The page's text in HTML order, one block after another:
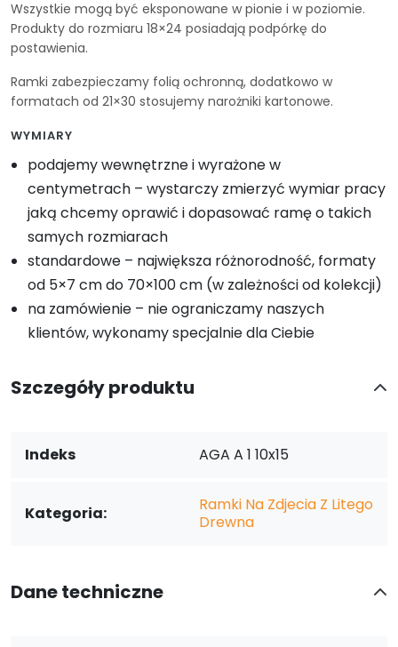
Wszystkie mogą być eksponowane w pionie i w poziomie.
Produkty do rozmiaru 18×24 posiadają podpórkę do
postawienia.
Ramki zabezpieczamy folią ochronną, dodatkowo w
formatach od 21×30 stosujemy narożniki kartonowe.
WYMIARY
podajemy wewnętrzne i wyrażone w
centymetrach – wystarczy zmierzyć wymiar pracy
jaką chcemy oprawić i dopasować ramę o takich
samych rozmiarach
standardowe – największa różnorodność, formaty
od 5×7 cm do 70×100 cm (w zależności od kolekcji)
na zamówienie – nie ograniczamy naszych
klientów, wykonamy specjalnie dla Ciebie
Szczegóły produktu
Indeks AGA A 1 10x15
Kategoria:
Ramki Na Zdjecia Z Litego
Drewna
Dane techniczne